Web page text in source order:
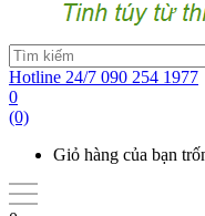
Hotline 24/7 090 254 1977
0
(0)
Giỏ hàng của bạn